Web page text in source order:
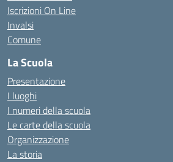
Iscrizioni On Line
Invalsi
Comune
La Scuola
Presentazione
I luoghi
I numeri della scuola
Le carte della scuola
Organizzazione
La storia